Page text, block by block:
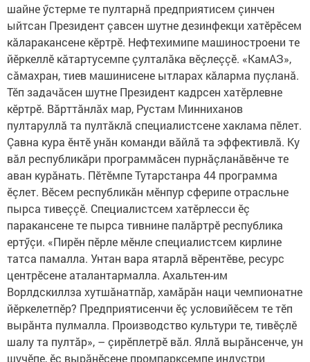
шайне ӳстерме те пултарнă предприятисем çинчен
ыйтсан Президент çавсен шутне дезинфекци хатӗрӗсем
кăларакансене кӗртрӗ. Нефтехимипе машиностроени те
йӗркеллӗ кăтартусемпе çулталăка вӗçлеççӗ. «КамАЗ»,
сăмахран, тиев машинисене ытларах кăларма пуçланă.
Тӗп задачăсен шутне Президент кадрсен хатӗрлевне
кӗртрӗ. Вăрттăнлăх мар, Рустам Минниханов
пултаруллă та пултăклă специалистсене хаклама пӗлет.
Çавна кура ӗнтӗ унăн команди вăйлă та эффективлă. Ку
вăл республикăри программăсен пурнăçланăвӗнче те
аван курăнать. Пӗтӗмпе Тутарстанра 44 программа
ӗçлет. Вӗсем республикăн мӗнпур сферипе отрасльне
пырса тивеççӗ. Специалистсем хатӗрлесси ӗç
паракансене те пырса тивнине палăртрӗ республика
ертӳçи. «Пирӗн пӗрле мӗнле специалистсем кирлине
татса памалла. Унтан вара ятарлă вӗрентӗве, ресурс
центрӗсене аталантармалла. Ахальтен-им
Ворлдскиллза хутшăнатпăр, хамăрăн наци чемпионатне
йӗркелетпӗр?​ Предприятисенчи ӗç условийӗсем те тӗп
вырăнта пулмалла. Производство культури те, тивӗçлӗ
шалу та пултăр», – çирӗплетрӗ вăл.​ Яллă вырăнсенче, ун
шучӗпе, ӗç вырăнӗсене промпарксемпе индустри